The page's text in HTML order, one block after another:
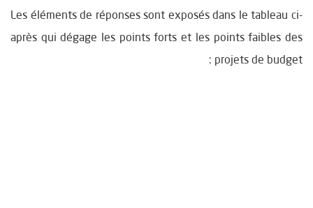
Les éléments de réponses sont exposés dans le tableau ci-
après qui dégage les points forts et les points faibles des
projets de budget :